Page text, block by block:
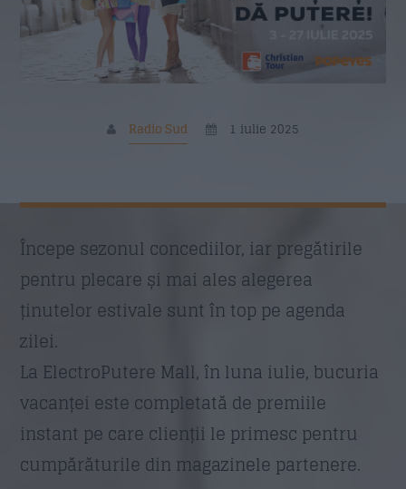
Whatsapp
Nume
Subiect
Mesaj
Radio Sud 1 iulie 2025
Începe sezonul concediilor, iar pregătirile
pentru plecare și mai ales alegerea
ținutelor estivale sunt în top pe agenda
zilei.
La ElectroPutere Mall, în luna iulie, bucuria
vacanței este completată de premiile
instant pe care clienții le primesc pentru
cumpărăturile din magazinele partenere.